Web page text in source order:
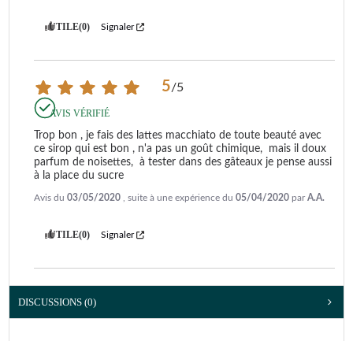
UTILE(0) Signaler
5/5
AVIS VÉRIFIÉ
Trop bon , je fais des lattes macchiato de toute beauté avec
ce sirop qui est bon , n'a pas un goût chimique,  mais il doux
parfum de noisettes,  à tester dans des gâteaux je pense aussi
à la place du sucre
Avis du 03/05/2020 , suite à une expérience du 05/04/2020 parA.A.
UTILE(0) Signaler
DISCUSSIONS (0)